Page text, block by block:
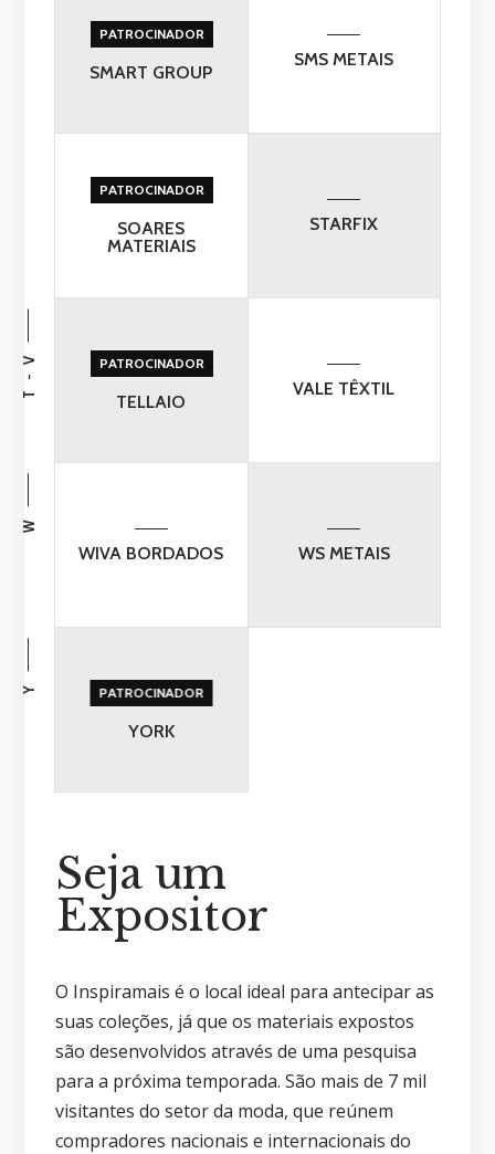
PATROCINADOR
SMART GROUP
SMS METAIS
PATROCINADOR
SOARES
MATERIAIS
STARFIX
PATROCINADOR
TELLAIO
T - V VALE TÊXTIL
WIVA BORDADOS
W
WS METAIS
PATROCINADOR
YORK
Y
Seja um
Expositor
O Inspiramais é o local ideal para antecipar as
suas coleções, já que os materiais expostos
são desenvolvidos através de uma pesquisa
para a próxima temporada. São mais de 7 mil
visitantes do setor da moda, que reúnem
compradores nacionais e internacionais do